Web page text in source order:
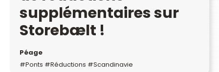
supplémentaires sur
Storebælt !
Péage
#Ponts #Réductions #Scandinavie